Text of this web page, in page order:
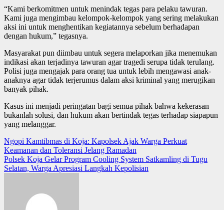
“Kami berkomitmen untuk menindak tegas para pelaku tawuran.
Kami juga mengimbau kelompok-kelompok yang sering melakukan
aksi ini untuk menghentikan kegiatannya sebelum berhadapan
dengan hukum,” tegasnya.
Masyarakat pun diimbau untuk segera melaporkan jika menemukan
indikasi akan terjadinya tawuran agar tragedi serupa tidak terulang.
Polisi juga mengajak para orang tua untuk lebih mengawasi anak-
anaknya agar tidak terjerumus dalam aksi kriminal yang merugikan
banyak pihak.
Kasus ini menjadi peringatan bagi semua pihak bahwa kekerasan
bukanlah solusi, dan hukum akan bertindak tegas terhadap siapapun
yang melanggar.
Post
navigation
Ngopi Kamtibmas di Koja: Kapolsek Ajak Warga Perkuat
Keamanan dan Toleransi Jelang Ramadan
Polsek Koja Gelar Program Cooling System Satkamling di Tugu
Selatan, Warga Apresiasi Langkah Kepolisian